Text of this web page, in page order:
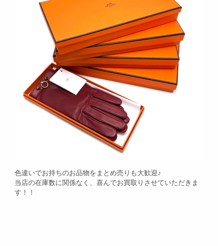
色違いでお持ちのお品物をまとめ売りも大歓迎♪
当店の在庫数に関係なく、喜んでお買取りさせていただきま
す！！